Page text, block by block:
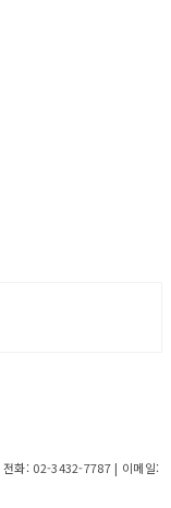
전화: 02-3432-7787 | 이메일: